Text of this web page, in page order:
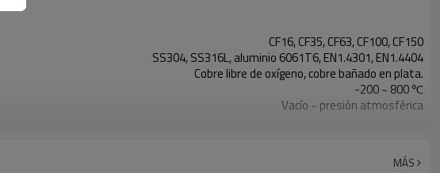
CF16, CF35, CF63, CF100, CF150
SS304, SS316L, aluminio 6061T6, EN1.4301, EN1.4404
Cobre libre de oxígeno, cobre bañado en plata.
-200 ~ 800 ℃
Vacío ~ presión atmosférica
MÁS